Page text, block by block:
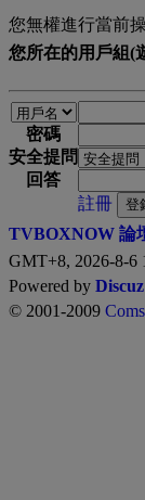
您無權進行當前
您所在的用戶組(
密碼
安全提問
回答
註冊
登
TVBOXNOW 論
GMT+8, 2026-8-6
Powered by
© 2001-2009